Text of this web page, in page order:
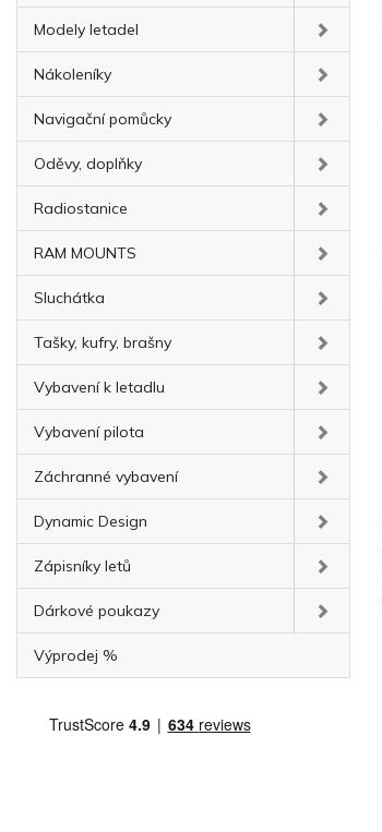
Modely letadel
Nákoleníky
Navigační pomůcky
Oděvy, doplňky
Radiostanice
RAM MOUNTS
Sluchátka
Tašky, kufry, brašny
Vybavení k letadlu
Vybavení pilota
Záchranné vybavení
Dynamic Design
Zápisníky letů
Dárkové poukazy
Výprodej %